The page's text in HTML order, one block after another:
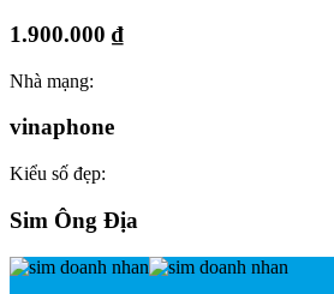
1.900.000 ₫
Nhà mạng:
vinaphone
Kiểu số đẹp:
Sim Ông Địa